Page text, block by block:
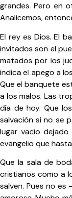
grandes. Pero en
Analicemos,
El rey es Dios. El
invitados son el
matados por los
indica el apego a
Que el banquete
a los malos. Las
día de hoy. Que
salvación si no se
lugar vacío
evangelio que
Que la sala de
cristianos como a
salven. Pues no